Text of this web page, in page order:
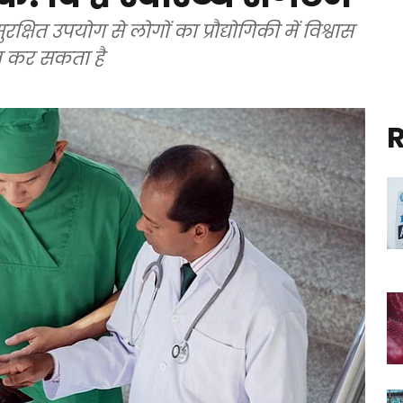
उपयोग से लोगों का प्रौद्योगिकी में विश्वास
कर सकता है